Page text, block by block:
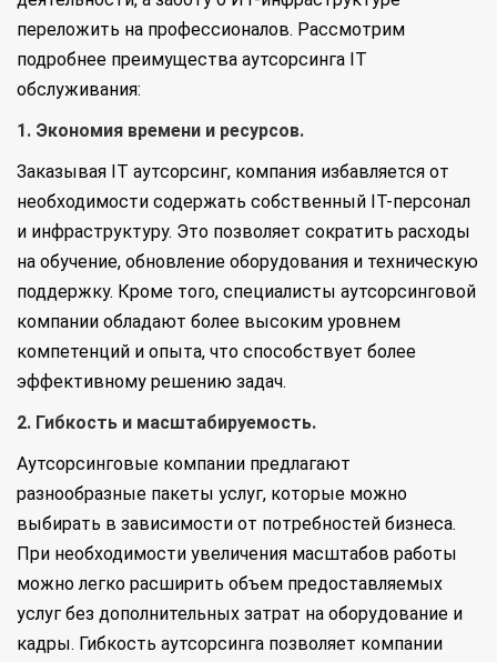
переложить на профессионалов. Рассмотрим
подробнее преимущества аутсорсинга IT
обслуживания:
1. Экономия времени и ресурсов.
Заказывая IT аутсорсинг, компания избавляется от
необходимости содержать собственный IT-персонал
и инфраструктуру. Это позволяет сократить расходы
на обучение, обновление оборудования и техническую
поддержку. Кроме того, специалисты аутсорсинговой
компании обладают более высоким уровнем
компетенций и опыта, что способствует более
эффективному решению задач.
2. Гибкость и масштабируемость.
Аутсорсинговые компании предлагают
разнообразные пакеты услуг, которые можно
выбирать в зависимости от потребностей бизнеса.
При необходимости увеличения масштабов работы
можно легко расширить объем предоставляемых
услуг без дополнительных затрат на оборудование и
кадры. Гибкость аутсорсинга позволяет компании